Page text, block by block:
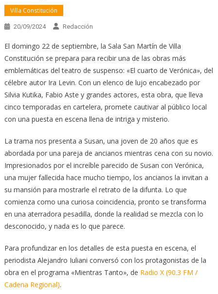
Villa Constitución
20/09/2024 Redacción
El domingo 22 de septiembre, la Sala San Martín de Villa
Constitución se prepara para recibir una de las obras más
emblemáticas del teatro de suspenso: «El cuarto de Verónica», del
célebre autor Ira Levin. Con un elenco de lujo encabezado por
Silvia Kutika, Fabio Aste y grandes actores, esta obra, que lleva
cinco temporadas en cartelera, promete cautivar al público local
con una puesta en escena llena de intriga y misterio.
La trama nos presenta a Susan, una joven de 20 años que es
abordada por una pareja de ancianos mientras cena con su novio.
Impresionados por el increíble parecido de Susan con Verónica,
una mujer fallecida hace mucho tiempo, los ancianos la invitan a
su mansión para mostrarle el retrato de la difunta. Lo que
comienza como una curiosa coincidencia, pronto se transforma
en una aterradora pesadilla, donde la realidad se mezcla con lo
desconocido, y nada es lo que parece.
Para profundizar en los detalles de esta puesta en escena, el
periodista Alejandro Iuliani conversó con los protagonistas de la
obra en el programa «Mientras Tanto», de Radio X (90.3 FM /
Cadena Regional).